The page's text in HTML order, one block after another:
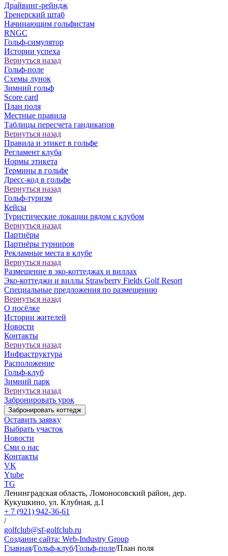
Драйвинг-рейндж
Тренерский штаб
Начинающим гольфистам
RNGC
Гольф-симулятор
Истории успеха
Вернуться назад
Гольф-поле
Схемы лунок
Зимний гольф
Score card
План поля
Местные правила
Таблицы пересчета гандикапов
Вернуться назад
Правила и этикет в гольфе
Регламент клуба
Нормы этикета
Термины в гольфе
Дресс-код в гольфе
Вернуться назад
Гольф-туризм
Кейсы
Туристические локации рядом с клубом
Вернуться назад
Партнёры
Партнёры турниров
Рекламные места в клубе
Вернуться назад
Размещение в эко-коттеджах и виллах
Эко-коттеджи и виллы Strawberry Fields Golf Resort
Специальные предложения по размещению
Вернуться назад
О посёлке
Истории жителей
Новости
Контакты
Вернуться назад
Инфраструктура
Расположение
Гольф-клуб
Зимний парк
Вернуться назад
Забронировать урок
Забронировать коттедж
Оставить заявку
Выбрать участок
Новости
Сми о нас
Контакты
VK
Ytube
TG
Ленинградская область, Ломоносовский район, дер.
Кукушкино, ул. Клубная, д.1
+ 7 (921) 942-36-61
/
golfclub@sf-golfclub.ru
Создание сайта: Web-Industry Group
Главная/Гольф-клуб/Гольф-поле/План поля